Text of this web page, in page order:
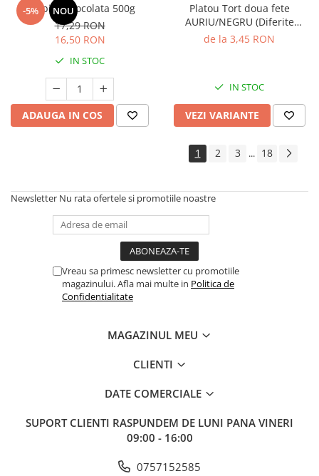
-5% NOU
Topping Ciocolata 500g
17,29 RON
16,50 RON
IN STOC
ADAUGA IN COS
Platou Tort doua fete
AURIU/NEGRU (Diferite
dimensiuni)
de la 3,45 RON
IN STOC
VEZI VARIANTE
1 2 3 ... 18
Newsletter Nu rata ofertele si promotiile noastre
Vreau sa primesc newsletter cu promotiile
magazinului. Afla mai multe in Politica de
Confidentialitate
MAGAZINUL MEU
CLIENTI
DATE COMERCIALE
SUPORT CLIENTI RASPUNDEM DE LUNI PANA VINERI
09:00 - 16:00
0757152585